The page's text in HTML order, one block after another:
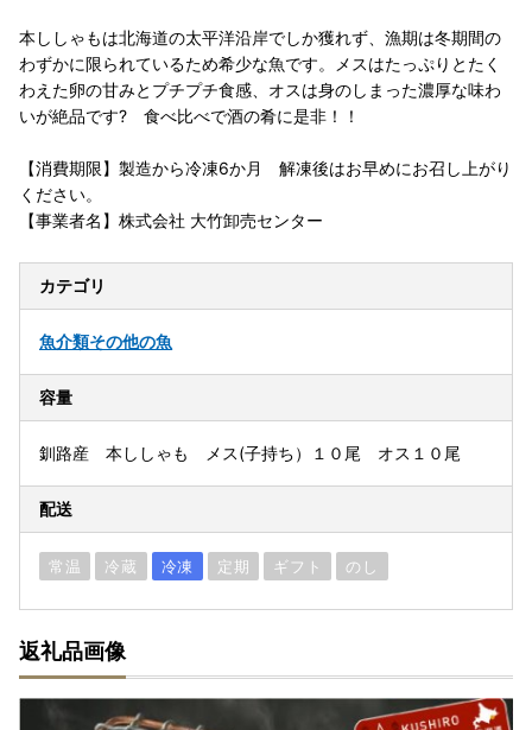
本ししゃもは北海道の太平洋沿岸でしか獲れず、漁期は冬期間の
わずかに限られているため希少な魚です。メスはたっぷりとたく
わえた卵の甘みとプチプチ食感、オスは身のしまった濃厚な味わ
いが絶品です? 食べ比べで酒の肴に是非！！
【消費期限】製造から冷凍6か月 解凍後はお早めにお召し上がり
ください。
【事業者名】株式会社 大竹卸売センター
カテゴリ
魚介類その他の魚
容量
釧路産 本ししゃも メス(子持ち）１０尾 オス１０尾
配送
常温 冷蔵 冷凍 定期 ギフト のし
返礼品画像